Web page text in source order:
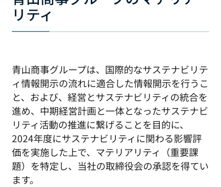
リティ
青山商事グループは、国際的なサステナビリテ
ィ情報開示の流れに適合した情報開示を行うこ
と、および、経営とサステナビリティの統合を
進め、中期経営計画と一体となったサステナビ
リティ活動の推進に繋げることを目的に、
2024年度にサステナビリティに関わる影響評
価を実施した上で、マテリアリティ（重要課
題）を特定し、当社の取締役会の承認を得てい
ます。